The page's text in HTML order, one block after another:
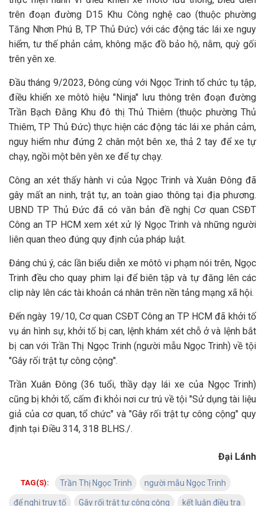
trên đoạn đường D15 Khu Công nghệ cao (thuộc phường
Tăng Nhơn Phú B, TP Thủ Đức) với các động tác lái xe nguy
hiểm, tư thế phản cảm, không mặc đồ bảo hộ, nằm, quỳ gối
trên yên xe.
Đầu tháng 9/2023, Đông cùng với Ngọc Trinh tổ chức tụ tập,
điều khiển xe môtô hiệu "Ninja" lưu thông trên đoạn đường
Trần Bạch Đằng Khu đô thị Thủ Thiêm (thuộc phường Thủ
Thiêm, TP Thủ Đức) thực hiện các động tác lái xe phản cảm,
nguy hiểm như đứng 2 chân một bên xe, thả 2 tay để xe tự
chạy, ngồi một bên yên xe để tự chạy.
Công an xét thấy hành vi của Ngọc Trinh và Xuân Đông đã
gây mất an ninh, trật tự, an toàn giao thông tại địa phương.
UBND TP Thủ Đức đã có văn bản đề nghị Cơ quan CSĐT
Công an TP HCM xem xét xử lý Ngọc Trinh và những người
liên quan theo đúng quy định của pháp luật.
Đáng chú ý, các lần biểu diễn xe môtô vi phạm nói trên, Ngọc
Trinh đều cho quay phim lại để biên tập và tự đăng lên các
clip này lên các tài khoản cá nhân trên nền tảng mạng xã hội.
Đến ngày 19/10, Cơ quan CSĐT Công an TP HCM đã khởi tố
vụ án hình sự, khởi tố bị can, lệnh khám xét chỗ ở và lệnh bắt
bị can với Trần Thị Ngọc Trinh (người mẫu Ngọc Trinh) về tội
"Gây rối trật tự công cộng".
Trần Xuân Đông (36 tuổi, thầy dạy lái xe của Ngọc Trinh)
cũng bị khởi tố, cấm đi khỏi nơi cư trú về tội "Sử dụng tài liệu
giả của cơ quan, tổ chức" và "Gây rối trật tự công cộng" quy
định tại Điều 314, 318 BLHS./.
Đại Lánh
TAG(S): Trần Thị Ngọc Trinh người mẫu Ngọc Trinh
để nghị truy tố Gây rối trật tự công cộng kết luận điều tra